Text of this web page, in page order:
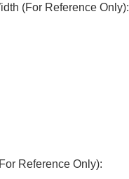
(For Reference Only):
Reference Only):